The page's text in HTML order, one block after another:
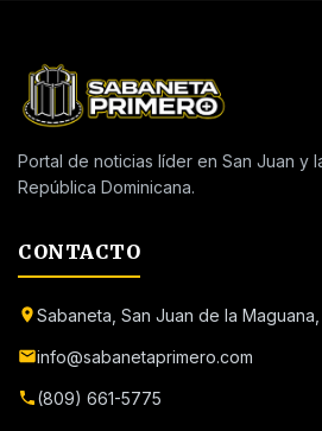
Portal de noticias líder en San Juan y
República Dominicana.
CONTACTO
Sabaneta, San Juan de la
info@sabanetaprimero.com
(809) 661-5775